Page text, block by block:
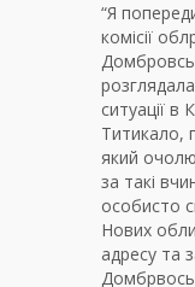
“Я
комісії
ситуації
Титикало,
який
за такі
особисто
Нових
адресу та